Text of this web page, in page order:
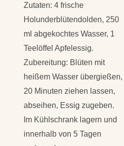
Zutaten: 4 frische
Holunderblütendolden, 250
ml abgekochtes Wasser, 1
Teelöffel Apfelessig.
Zubereitung: Blüten mit
heißem Wasser übergießen,
20 Minuten ziehen lassen,
abseihen, Essig zugeben.
Im Kühlschrank lagern und
innerhalb von 5 Tagen